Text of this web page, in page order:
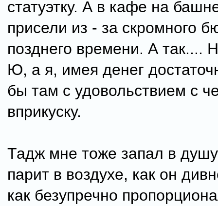
статуэтку. А в кафе на
присели из - за скромного
позднего времени. А так....
Ю, а я, имея денег
бы там с удовольствием с
вприкуску.
Тадж мне тоже запал в
парит в воздухе, как он
как безупречно